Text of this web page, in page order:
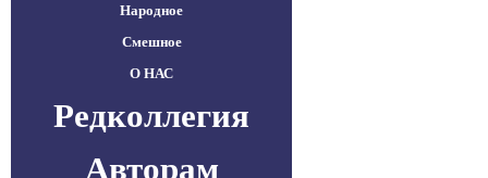
Народное
Смешное
О НАС
Редколлегия
Авторам